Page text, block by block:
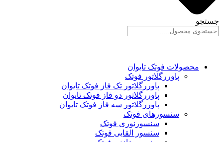
جستجو
محصولات فوتک تایوان
پاوررگلاتور فوتک
پاوررگلاتور تک فاز فوتک تایوان
پاوررگلاتور دو فاز فوتک تایوان
پاوررگلاتور سه فاز فوتک تایوان
سنسورهای فوتک
سنسورنوری فوتک
سنسور القایی فوتک